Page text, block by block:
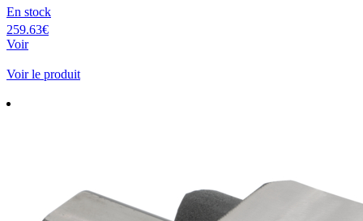
En stock
259.63€
Voir
Voir le produit